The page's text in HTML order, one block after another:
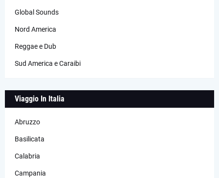
Global Sounds
Nord America
Reggae e Dub
Sud America e Caraibi
Viaggio In Italia
Abruzzo
Basilicata
Calabria
Campania